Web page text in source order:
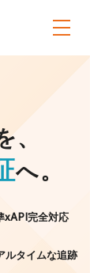
、
へ。
xAPI完全対応
ルタイムな追跡